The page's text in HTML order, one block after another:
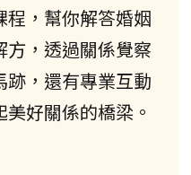
程，幫你解答婚姻
方，透過關係覺察
跡，還有專業互動
好關係的橋梁。